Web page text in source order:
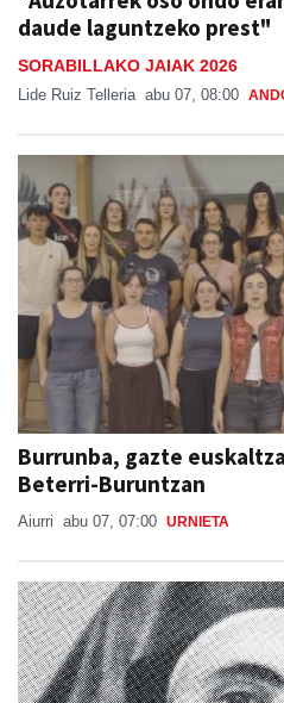
daude laguntzeko prest"
SORABILLAKO JAIAK 2026
Lide Ruiz Telleria abu 07, 08:00
Burrunba, gazte
Beterri-Buruntzan
Aiurri abu 07, 07:00 URNIETA